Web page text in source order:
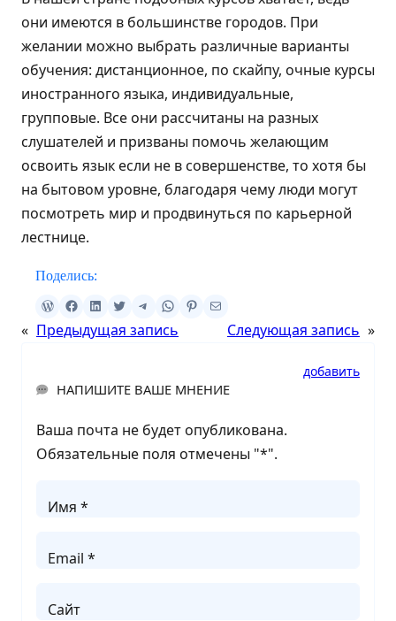
они имеются в большинстве городов. При
желании можно выбрать различные варианты
обучения: дистанционное, по скайпу, очные курсы
иностранного языка, индивидуальные,
групповые. Все они рассчитаны на разных
слушателей и призваны помочь желающим
освоить язык если не в совершенстве, то хотя бы
на бытовом уровне, благодаря чему люди могут
посмотреть мир и продвинуться по карьерной
лестнице.
Поделись:
« Предыдущая запись Следующая запись »
добавить
НАПИШИТЕ ВАШЕ МНЕНИЕ
Ваша почта не будет опубликована.
Обязательные поля отмечены "*".
Имя *
Email *
Сайт